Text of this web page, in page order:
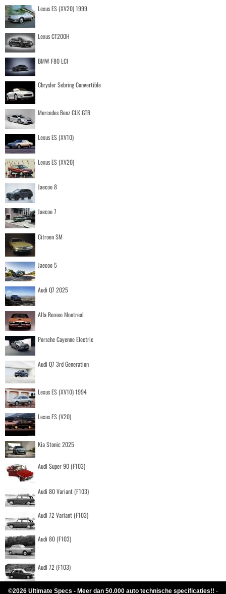
Lexus ES (XV20) 1999
Lexus CT200H
BMW F80 LCI
Chrysler Sebring Convertible
Mercedes Benz CLK GTR
Lexus ES (XV10)
Lexus ES (XV20)
Jaecoo 8
Jaecoo 7
Citroen SM
Jaecoo 5
Audi Q7 2025
Alfa Romeo Montreal
Porsche Cayenne Electric
Audi Q7 3rd Generation
Lexus ES (XV10) 1994
Lexus ES (V20)
Kia Stonic 2025
Audi Super 90 (F103)
Audi 80 Variant (F103)
Audi 72 Variant (F103)
Audi 80 (F103)
Audi 72 (F103)
©2026 Ultimate Specs - Meer dan 50.000 auto technische specificaties!! -